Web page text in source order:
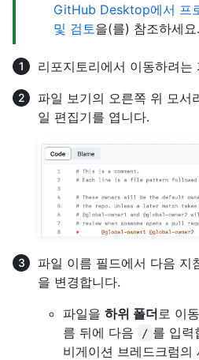
GitHub Desktop에서 프
및 검토을(를) 참조하세요.
리포지토리에서 이동하려는
파일 보기의 오른쪽 위 모서
일 편집기를 엽니다.
파일 이름 필드에서 다음 지
을 변경합니다.
파일을 하위 폴더 로 이
름 뒤에 다음
/ 를 입력
비게이션 브레드크럼의